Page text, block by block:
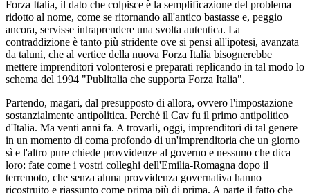
Forza Italia, il dato che colpisce è la semplificazione del problema
ridotto al nome, come se ritornando all'antico bastasse e, peggio
ancora, servisse intraprendere una svolta autentica. La
contraddizione è tanto più stridente ove si pensi all'ipotesi, avanzata
da taluni, che al vertice della nuova Forza Italia bisognerebbe
mettere imprenditori volonterosi e preparati replicando in tal modo lo
schema del 1994 "Publitalia che supporta Forza Italia".
Partendo, magari, dal presupposto di allora, ovvero l'impostazione
sostanzialmente antipolitica. Perché il Cav fu il primo antipolitico
d'Italia. Ma venti anni fa. A trovarli, oggi, imprenditori di tal genere
in un momento di coma profondo di un'imprenditoria che un giorno
sì e l'altro pure chiede provvidenze al governo e nessuno che dica
loro: fate come i vostri colleghi dell'Emilia-Romagna dopo il
terremoto, che senza aluna provvidenza governativa hanno
ricostruito e riassunto come prima più di prima. A parte il fatto che